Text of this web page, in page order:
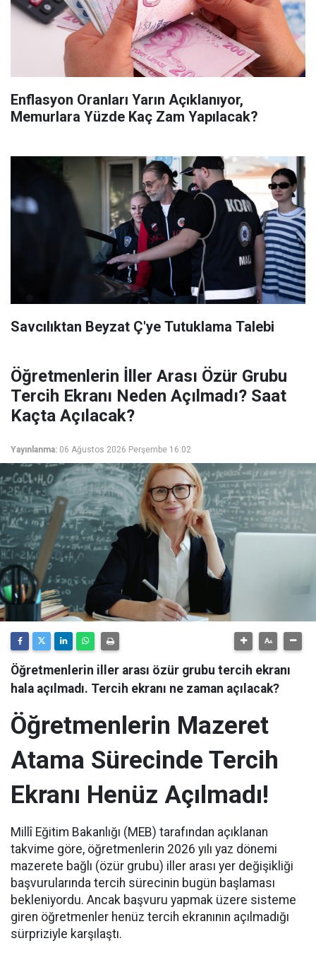
Enflasyon Oranları Yarın Açıklanıyor,
Memurlara Yüzde Kaç Zam Yapılacak?
Savcılıktan Beyzat Ç'ye Tutuklama Talebi
Öğretmenlerin İller Arası Özür Grubu
Tercih Ekranı Neden Açılmadı? Saat
Kaçta Açılacak?
Yayınlanma: 06 Ağustos 2026 Perşembe 16:02
Öğretmenlerin iller arası özür grubu tercih ekranı
hala açılmadı. Tercih ekranı ne zaman açılacak?
Öğretmenlerin Mazeret
Atama Sürecinde Tercih
Ekranı Henüz Açılmadı!
Millî Eğitim Bakanlığı (MEB) tarafından açıklanan
takvime göre, öğretmenlerin 2026 yılı yaz dönemi
mazerete bağlı (özür grubu) iller arası yer değişikliği
başvurularında tercih sürecinin bugün başlaması
bekleniyordu. Ancak başvuru yapmak üzere sisteme
giren öğretmenler henüz tercih ekranının açılmadığı
sürpriziyle karşılaştı.